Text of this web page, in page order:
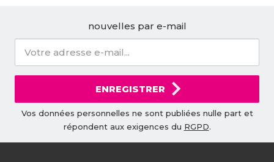
nouvelles par e-mail
ENREGISTRER
Vos données personnelles ne sont publiées nulle part et
répondent aux exigences du RGPD.